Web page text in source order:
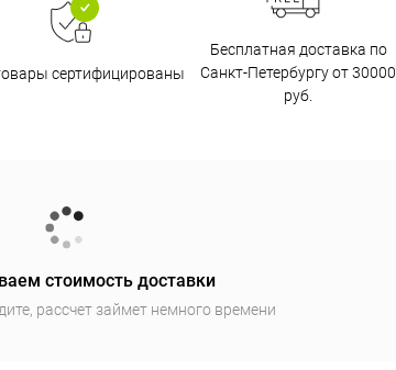
сертифицированы
Бесплатная доставка по
Санкт-Петербургу от 30000
руб.
стоимость доставки
рассчет займет немного времени